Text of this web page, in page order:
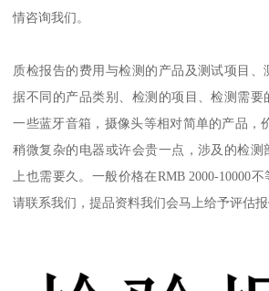
情咨询我们。
质检报告的费用与检测的产品及测试项目、
据不同的产品类别、检测的项目、检测需要
一些蓝牙音箱，摄像头等相对简单的产品，
稍微复杂的电器或许会贵一点，涉及的检测
上也需要久。一般价格在RMB 2000-10000
请联系我们，提品资料我们会马上给予评估报